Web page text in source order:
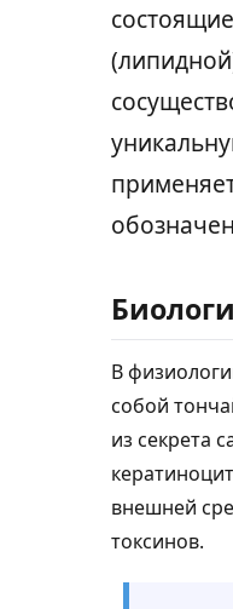
В
собой
из секрета
внешней
токсинов.